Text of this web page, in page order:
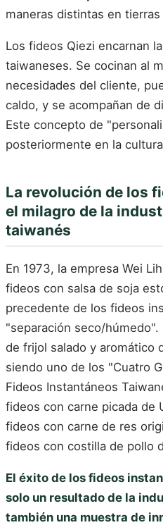
maneras distintas en
Los fideos Qiezi encarnan
taiwaneses. Se cocinan al
necesidades del cliente,
caldo, y se acompañan de
Este concepto de
posteriormente en la
La revolución de los
el milagro de la
taiwanés
En 1973, la empresa Wei
fideos con salsa de soja
precedente de los fideos
"separación seco/
de frijol salado y aromático
siendo uno de los "Cuatro
Fideos Instantáneos
fideos con carne picada de
fideos con carne de res
fideos con costilla de pollo
El éxito de los fideos
solo un resultado de la
también una muestra de